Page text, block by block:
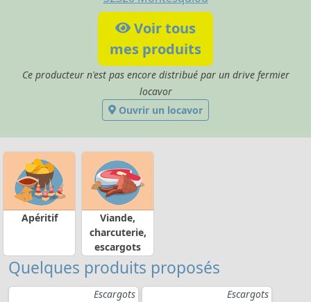
Voir tous
mes produits
Ce producteur n'est pas encore distribué par un drive fermier
locavor
Ouvrir un locavor
Apéritif
Viande,
charcuterie,
escargots
Quelques produits proposés
Escargots Escargots